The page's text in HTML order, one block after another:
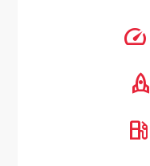
speed
rocket
local_gas_station